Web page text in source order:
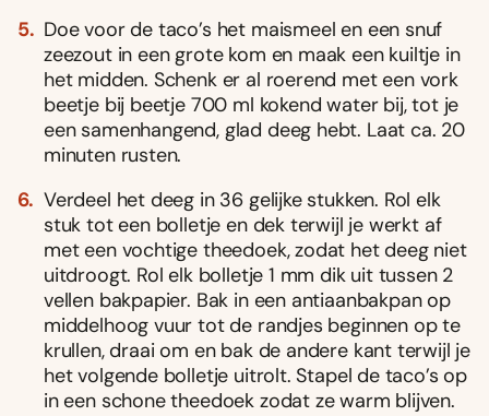
Doe voor de taco’s het maismeel en een snuf
zeezout in een grote kom en maak een kuiltje in
het midden. Schenk er al roerend met een vork
beetje bij beetje 700 ml kokend water bij, tot je
een samenhangend, glad deeg hebt. Laat ca. 20
minuten rusten.
Verdeel het deeg in 36 gelijke stukken. Rol elk
stuk tot een bolletje en dek terwijl je werkt af
met een vochtige theedoek, zodat het deeg niet
uitdroogt. Rol elk bolletje 1 mm dik uit tussen 2
vellen bakpapier. Bak in een antiaanbakpan op
middelhoog vuur tot de randjes beginnen op te
krullen, draai om en bak de andere kant terwijl je
het volgende bolletje uitrolt. Stapel de taco’s op
in een schone theedoek zodat ze warm blijven.